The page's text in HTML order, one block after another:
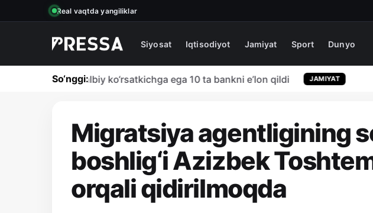
Real vaqtda yangiliklar
Siyosat Iqtisodiyot Jamiyat Sport Dunyo
So‘nggi:
eng salbiy ko‘rsatkichga ega 10 ta bankni e’lon qildi JAMIYAT
Migratsiya agentligining
boshlig‘i Azizbek
orqali qidirilmoqda